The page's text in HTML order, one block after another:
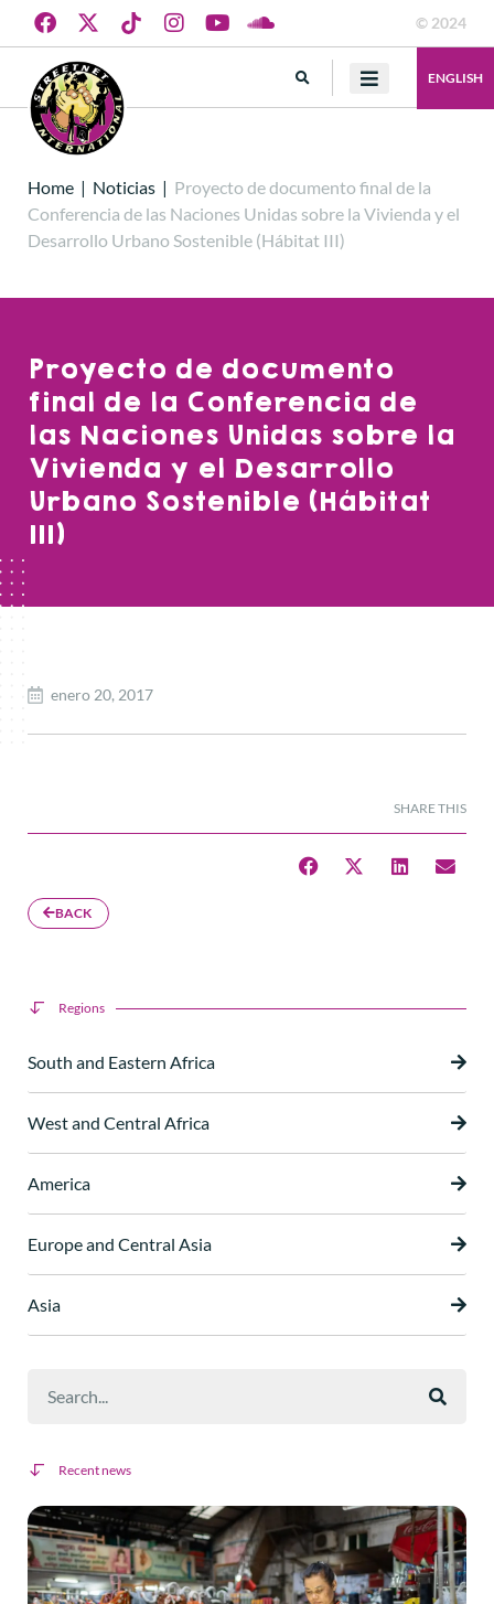
© 2024
ENGLISH
Home | Noticias | Proyecto de documento final de la
Conferencia de las Naciones Unidas sobre la Vivienda y el
Desarrollo Urbano Sostenible (Hábitat III)
Proyecto de documento
final de la Conferencia de
las Naciones Unidas sobre la
Vivienda y el Desarrollo
Urbano Sostenible (Hábitat
III)
enero 20, 2017
SHARE THIS
BACK
Regions
South and Eastern Africa
West and Central Africa
America
Europe and Central Asia
Asia
Recent news